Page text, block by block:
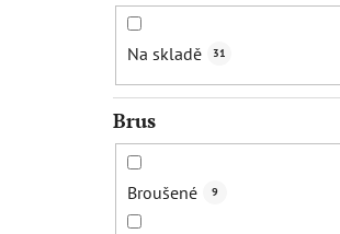
Na skladě 31
Brus
Broušené 9